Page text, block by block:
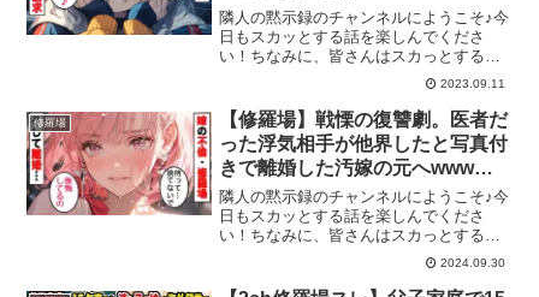
隣人の黙示録のチャンネルにようこそ♪今
日もスカッとする話を楽しんでくださ
い！ちなみに、皆さんはスカっとする話
はお好きですか？アニメ系、ライン
(LINE)系など様々なスカッとする動画が
たくさんあると思いますが、隣人の黙示
録では実話や2ch(2...
2023.09.11
修羅場
【修羅場】戦慄の復讐劇。医者だ
った浮気相手が他界したと写真付
きで離婚した汚嫁の元へwwwス
カッとする話
隣人の黙示録のチャンネルにようこそ♪今
日もスカッとする話を楽しんでくださ
い！ちなみに、皆さんはスカっとする話
はお好きですか？アニメ系、ライン
(LINE)系など様々なスカッとする動画が
たくさんあると思いますが、隣人の黙示
2024.09.30